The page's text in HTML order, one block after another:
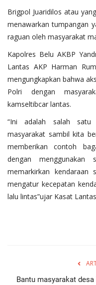
Brigpol Juaridilos atau
menawarkan tumpangan
raguan oleh masyarakat
Kapolres Belu AKBP
Lantas AKP Harman
mengungkapkan bahwa
Polri dengan
kamseltibcar lantas.
“Ini adalah salah satu
masyarakat sambil kita
memberikan contoh
dengan menggunakan
memarkirkan kendaraan
mengatur kecepatan
lalu lintas”ujar Kasat
Bantu masyarakat desa